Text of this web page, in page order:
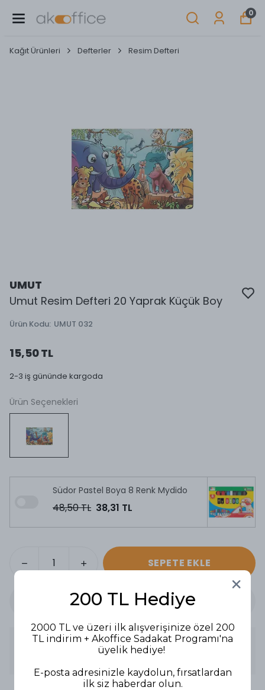
0
Kağıt Ürünleri Defterler Resim Defteri
UMUT
Umut Resim Defteri 20 Yaprak Küçük Boy
Ürün Kodu: UMUT 032
15,50 TL
2-3 iş gününde kargoda
Ürün Seçenekleri
Südor Pastel Boya 8 Renk Mydido
48,50 TL 38,31 TL
SEPETE EKLE
Ürün Açıklaması
200 TL Hediye
2000 TL ve üzeri ilk alışverişinize özel 200
TL indirim + Akoffice Sadakat Programı'na
üyelik hediye!
E-posta adresinizle kaydolun, fırsatlardan
ilk siz haberdar olun.